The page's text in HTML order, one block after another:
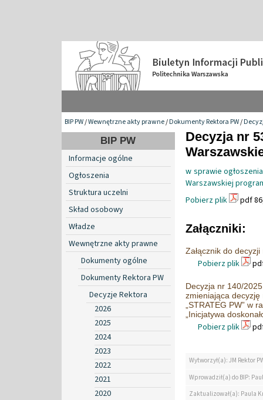
BIP PW/Wewnętrzne akty prawne/Dokumenty Rektora PW/
BIP PW
Informacje ogólne
Ogłoszenia
Struktura uczelni
Skład osobowy
Władze
Wewnętrzne akty prawne
Dokumenty ogólne
Dokumenty Rektora PW
Decyzje Rektora
2026
2025
2024
2023
2022
2021
2020
Decyzja nr
w sprawie
Warszawskiej
Pobierz plik
pdf
Załączniki:
Załącznik do
Pobierz plik
Decyzja nr 140/
zmieniająca decyzję
„STRATEG PW” w
„Inicjatywa
Pobierz plik
Wytworzył(a): JM Rektor
Wprowadził(a) do BIP:
Zaktualizował(a): Paula